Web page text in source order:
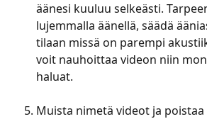
äänesi kuuluu selkeästi.
lujemmalla äänellä, säädä
tilaan missä on parempi
voit nauhoittaa videon niin
haluat.
Muista nimetä videot ja poistaa